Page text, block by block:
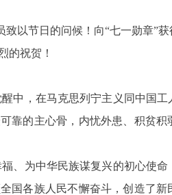
以节日的问候！向“七一勋章”
的祝贺！
中，在马克思列宁主义同中国
靠的主心骨，内忧外患、积贫
、为中华民族谋复兴的初心使
国各族人民不懈奋斗，创造了